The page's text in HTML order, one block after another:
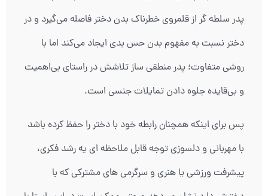
پدر سلطه گر از قلمروی خطرناک بدن دختر فاصله می‌گیرد و در
دختر نسبت به مفهوم بدن حس بدی ایجاد می‌کند اما با
روشی متفاوت؛ پدر منطقی ساز تلاشش در راستای بی‌اهمیت
و بی‌قایده جلوه دادن تمایلات جنسی است.
پس برای اینکه همچنان رابطه خود با دختر را حفظ کرده باشد
با مهربانی و دلسوزی توجه قابل ملاحظه ای یه رشد فکری،
پیشرفت ورزشی یا هنری و سرگرمی های مشترکی که با